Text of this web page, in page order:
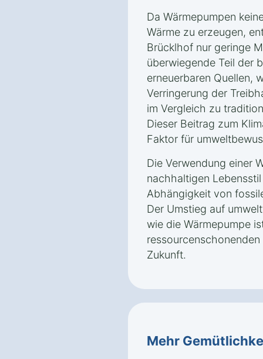
Da Wärmepumpen
Wärme zu erzeugen,
Brücklhof nur geringe
überwiegende Teil der
erneuerbaren Quellen,
Verringerung der
im Vergleich zu
Dieser Beitrag zum
Faktor für
Die Verwendung einer
nachhaltigen
Abhängigkeit von
Der Umstieg auf
wie die Wärmepumpe
Zukunft.
Mehr